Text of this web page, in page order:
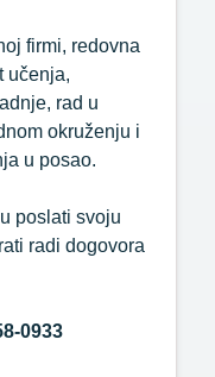
firmi, redovna
učenja,
rad u
okruženju i
u posao.
poslati svoju
radi dogovora
0933